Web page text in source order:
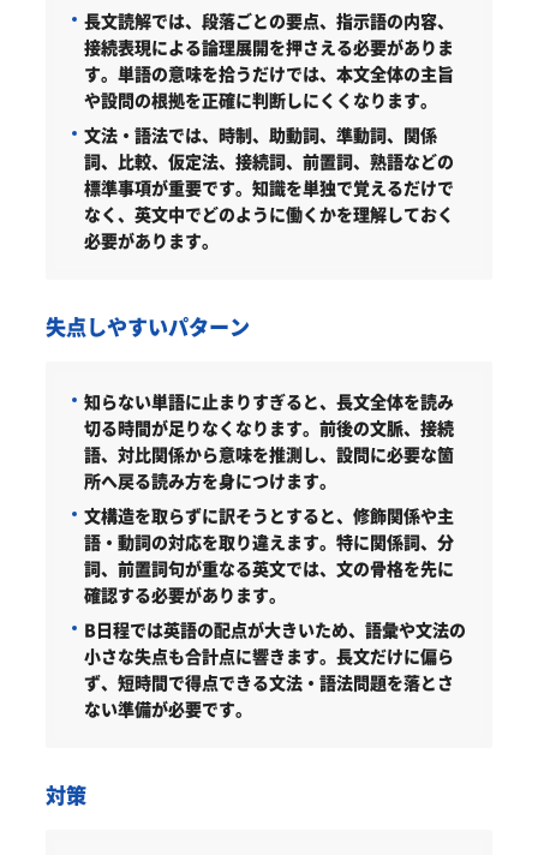
長文読解では、段落ごとの要点、指示語の内容、
接続表現による論理展開を押さえる必要がありま
す。単語の意味を拾うだけでは、本文全体の主旨
や設問の根拠を正確に判断しにくくなります。
文法・語法では、時制、助動詞、準動詞、関係
詞、比較、仮定法、接続詞、前置詞、熟語などの
標準事項が重要です。知識を単独で覚えるだけで
なく、英文中でどのように働くかを理解しておく
必要があります。
失点しやすいパターン
知らない単語に止まりすぎると、長文全体を読み
切る時間が足りなくなります。前後の文脈、接続
語、対比関係から意味を推測し、設問に必要な箇
所へ戻る読み方を身につけます。
文構造を取らずに訳そうとすると、修飾関係や主
語・動詞の対応を取り違えます。特に関係詞、分
詞、前置詞句が重なる英文では、文の骨格を先に
確認する必要があります。
B日程では英語の配点が大きいため、語彙や文法の
小さな失点も合計点に響きます。長文だけに偏ら
ず、短時間で得点できる文法・語法問題を落とさ
ない準備が必要です。
対策